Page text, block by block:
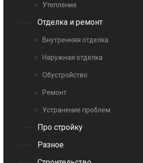
Утепление
Отделка и ремонт
Внутренняя отделка
Наружная отделка
Обустройство
Ремонт
Устранение проблем
Про стройку
Разное